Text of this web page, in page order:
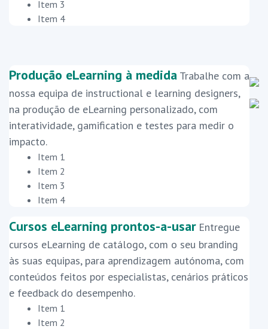
Item 3
Item 4
Produção eLearning à medida Trabalhe com a
nossa equipa de instructional e learning designers,
na produção de eLearning personalizado, com
interatividade, gamification e testes para medir o
impacto.
Item 1
Item 2
Item 3
Item 4
Cursos eLearning prontos-a-usar Entregue
cursos eLearning de catálogo, com o seu branding
às suas equipas, para aprendizagem autónoma, com
conteúdos feitos por especialistas, cenários práticos
e feedback do desempenho.
Item 1
Item 2